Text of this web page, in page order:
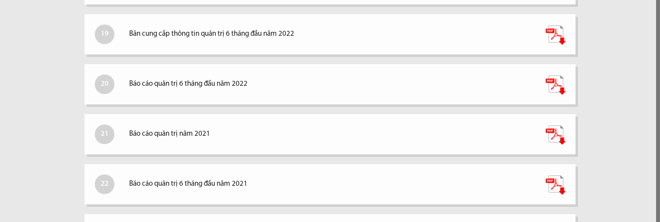
19 Bản cung cấp thông tin quản trị 6 tháng đầu năm 2022
20 Báo cáo quản trị 6 tháng đầu năm 2022
21 Báo cáo quản trị năm 2021
22 Báo cáo quản trị 6 tháng đầu năm 2021